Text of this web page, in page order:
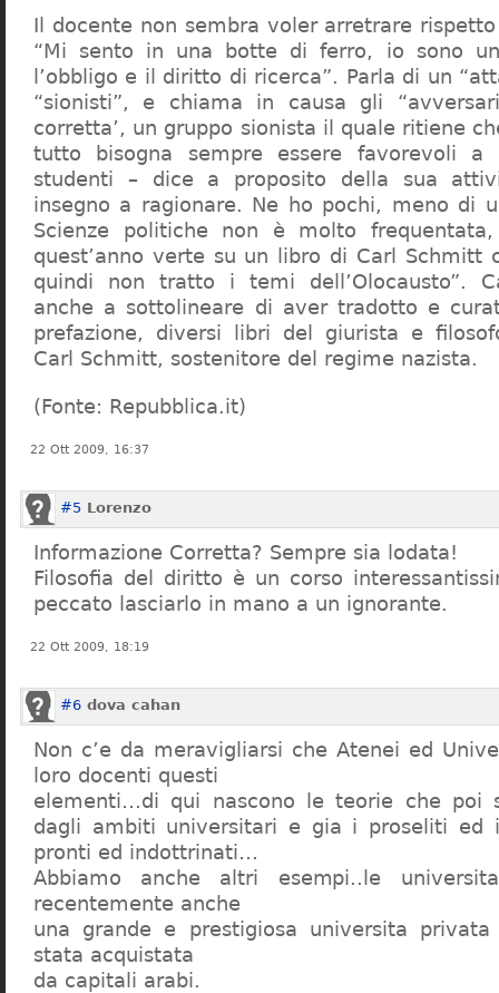
Il docente non sembra voler arretrare
“Mi sento in una botte di ferro, io sono
l’obbligo e il diritto di ricerca”. Parla di un
“sionisti”, e chiama in causa gli
corretta’, un gruppo sionista il quale ritiene
tutto bisogna sempre essere favorevoli a
studenti – dice a proposito della sua
insegno a ragionare. Ne ho pochi, meno di
Scienze politiche non è molto
quest’anno verte su un libro di Carl Schmitt
quindi non tratto i temi dell’Olocausto”.
anche a sottolineare di aver tradotto e
prefazione, diversi libri del giurista e
Carl Schmitt, sostenitore del regime nazista.
(Fonte: Repubblica.it)
22 Ott 2009, 16:37
#5 Lorenzo
Informazione Corretta? Sempre sia lodata!
Filosofia del diritto è un corso
peccato lasciarlo in mano a un ignorante.
22 Ott 2009, 18:19
#6 dova cahan
Non c’e da meravigliarsi che Atenei ed
loro docenti questi
elementi…di qui nascono le teorie che poi
dagli ambiti universitari e gia i proseliti ed
pronti ed indottrinati…
Abbiamo anche altri esempi..le
recentemente anche
una grande e prestigiosa universita
stata acquistata
da capitali arabi.